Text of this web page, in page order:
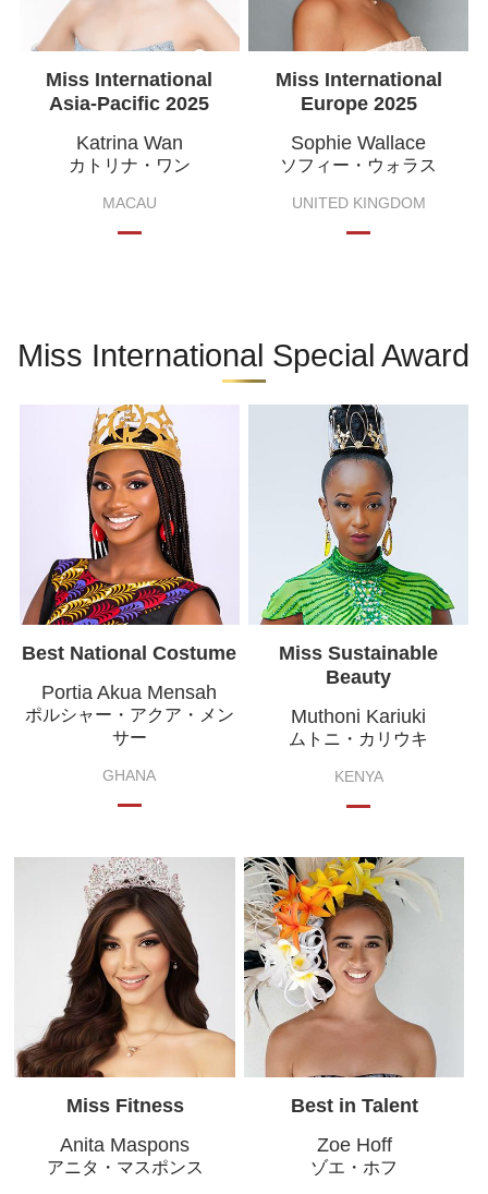
Miss International
Asia-Pacific 2025
Katrina Wan
カトリナ・ワン
MACAU
Miss International
Europe 2025
Sophie Wallace
ソフィー・ウォラス
UNITED KINGDOM
Miss International Special Award
Best National Costume
Portia Akua Mensah
ポルシャー・アクア・メン
サー
GHANA
Miss Sustainable
Beauty
Muthoni Kariuki
ムトニ・カリウキ
KENYA
Miss Fitness
Anita Maspons
アニタ・マスポンス
Best in Talent
Zoe Hoff
ゾエ・ホフ